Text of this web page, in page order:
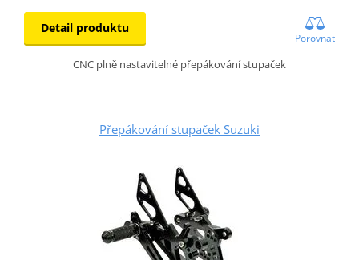
Detail produktu
Porovnat
CNC plně nastavitelné přepákování stupaček
Přepákování stupaček Suzuki